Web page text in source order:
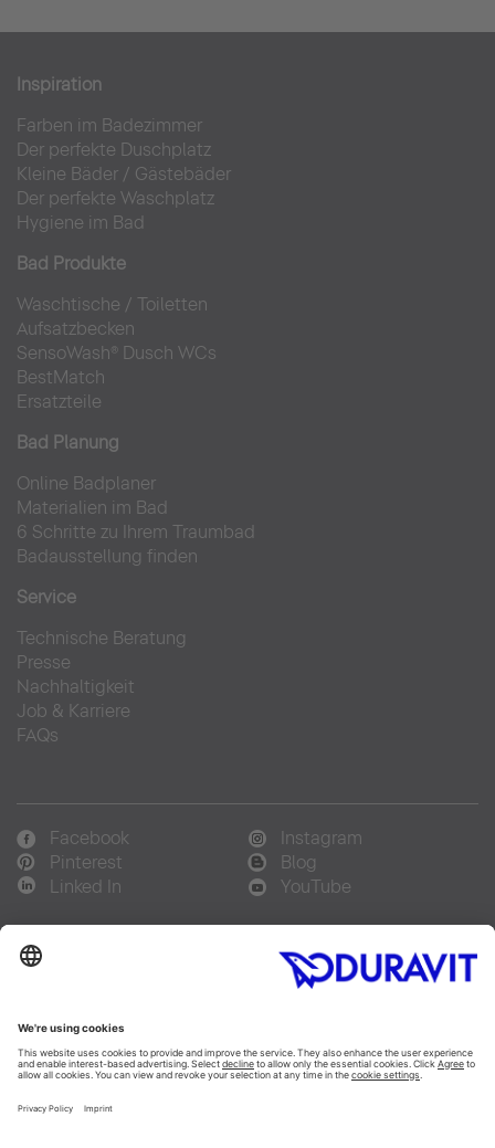
Inspiration
Farben im Badezimmer
Der perfekte Duschplatz
Kleine Bäder / Gästebäder
Der perfekte Waschplatz
Hygiene im Bad
Bad Produkte
Waschtische / Toiletten
Aufsatzbecken
SensoWash® Dusch WCs
BestMatch
Ersatzteile
Bad Planung
Online Badplaner
Materialien im Bad
6 Schritte zu Ihrem Traumbad
Badausstellung finden
Service
Technische Beratung
Presse
Nachhaltigkeit
Job & Karriere
FAQs
Facebook
Instagram
Pinterest
Blog
Linked In
YouTube
Sprachauswahl:
Français
Italiano